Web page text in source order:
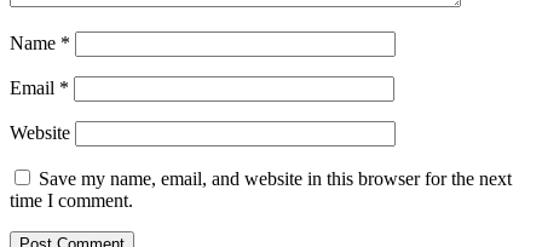
Name *
Email *
Website
Save my name, email, and website in this browser for the next
time I comment.